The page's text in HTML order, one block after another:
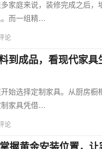
家庭来说，装修完成之后，
。而一组精…
论
到成品，看现代家具
始选择定制家具。从厨房橱
制家具凭借…
论